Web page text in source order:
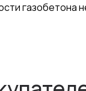
газобетона